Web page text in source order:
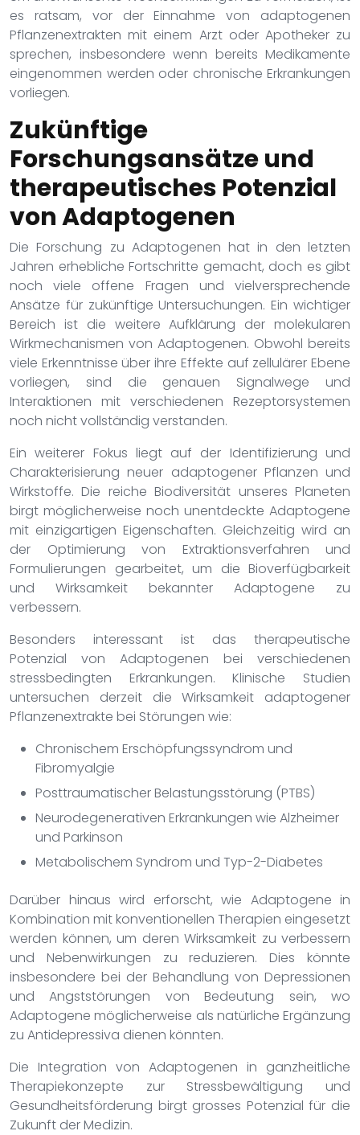
es ratsam, vor der Einnahme von adaptogenen
Pflanzenextrakten mit einem Arzt oder Apotheker zu
sprechen, insbesondere wenn bereits Medikamente
eingenommen werden oder chronische Erkrankungen
vorliegen.
Zukünftige
Forschungsansätze und
therapeutisches Potenzial
von Adaptogenen
Die Forschung zu Adaptogenen hat in den letzten
Jahren erhebliche Fortschritte gemacht, doch es gibt
noch viele offene Fragen und vielversprechende
Ansätze für zukünftige Untersuchungen. Ein wichtiger
Bereich ist die weitere Aufklärung der molekularen
Wirkmechanismen von Adaptogenen. Obwohl bereits
viele Erkenntnisse über ihre Effekte auf zellulärer Ebene
vorliegen, sind die genauen Signalwege und
Interaktionen mit verschiedenen Rezeptorsystemen
noch nicht vollständig verstanden.
Ein weiterer Fokus liegt auf der Identifizierung und
Charakterisierung neuer adaptogener Pflanzen und
Wirkstoffe. Die reiche Biodiversität unseres Planeten
birgt möglicherweise noch unentdeckte Adaptogene
mit einzigartigen Eigenschaften. Gleichzeitig wird an
der Optimierung von Extraktionsverfahren und
Formulierungen gearbeitet, um die Bioverfügbarkeit
und Wirksamkeit bekannter Adaptogene zu
verbessern.
Besonders interessant ist das therapeutische
Potenzial von Adaptogenen bei verschiedenen
stressbedingten Erkrankungen. Klinische Studien
untersuchen derzeit die Wirksamkeit adaptogener
Pflanzenextrakte bei Störungen wie:
Chronischem Erschöpfungssyndrom und
Fibromyalgie
Posttraumatischer Belastungsstörung (PTBS)
Neurodegenerativen Erkrankungen wie Alzheimer
und Parkinson
Metabolischem Syndrom und Typ-2-Diabetes
Darüber hinaus wird erforscht, wie Adaptogene in
Kombination mit konventionellen Therapien eingesetzt
werden können, um deren Wirksamkeit zu verbessern
und Nebenwirkungen zu reduzieren. Dies könnte
insbesondere bei der Behandlung von Depressionen
und Angststörungen von Bedeutung sein, wo
Adaptogene möglicherweise als natürliche Ergänzung
zu Antidepressiva dienen könnten.
Die Integration von Adaptogenen in ganzheitliche
Therapiekonzepte zur Stressbewältigung und
Gesundheitsförderung birgt grosses Potenzial für die
Zukunft der Medizin.